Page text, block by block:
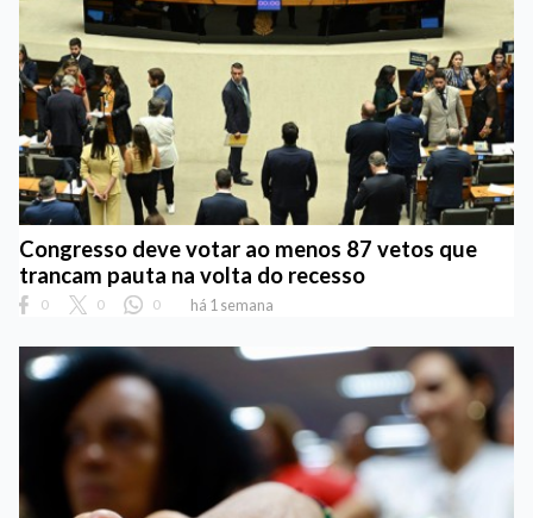
Congresso deve votar ao menos 87 vetos que
trancam pauta na volta do recesso
0 0 0 há 1 semana